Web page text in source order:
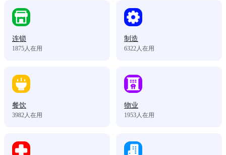
连锁
1875人在用
制造
6322人在用
餐饮
3982人在用
物业
1953人在用